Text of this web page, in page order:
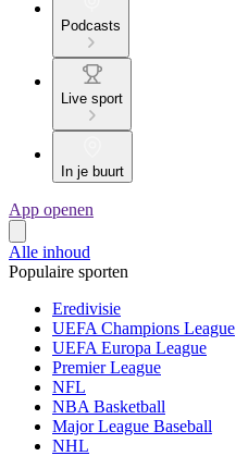
Podcasts
Live sport
In je buurt
App openen
Alle inhoud
Populaire sporten
Eredivisie
UEFA Champions League
UEFA Europa League
Premier League
NFL
NBA Basketball
Major League Baseball
NHL